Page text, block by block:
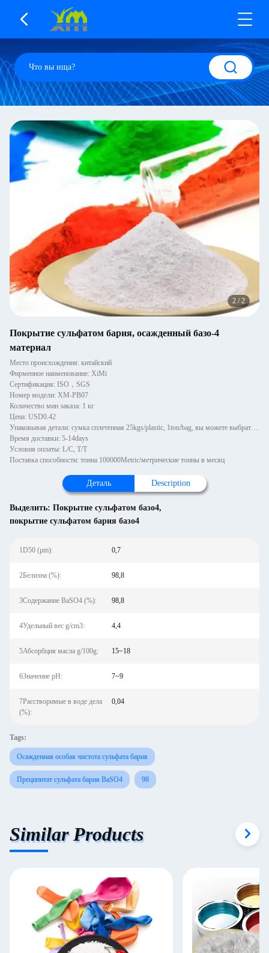
2 /2
Покрытие сульфатом бария, осажденный базо-4
материал
Место происхождения: китайский
Фирменное наименование: XiMi
Сертификация: ISO，SGS
Номер модели: XM-PB07
Количество мин заказа: 1 кг
Цена: USD0.42
Упаковывая детали: сумка сплетенная 25kgs/plastic, 1ton/bag, вы можете выбрать с паллетом или деревянными паллетами, 1~
Время доставки: 5-14days
Условия оплаты: L/C, T/T
Поставка способности: тонна 100000Metric/метрические тонны в месяц
Деталь Description
Выделить: Покрытие сульфатом базо4,
покрытие сульфатом бария базо4
1D50 (μm): 0,7
2Белизна (%): 98,8
3Содержание BaSO4 (%): 98,8
4Удельный вес g/cm3: 4,4
5Абсорбция масла g/100g: 15~18
6Значение pH: 7~9
7Расстворимые в воде дела
(%):
0,04
Tags:
Осажденная особая чистота сульфата бария
Преципитат сульфата бария BaSO4 98
Similar Products